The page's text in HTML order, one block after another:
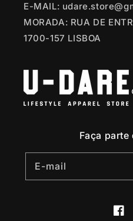
E-MAIL:
MORADA: RUA DE
1700-157 LISBOA
Faça parte
E-mail